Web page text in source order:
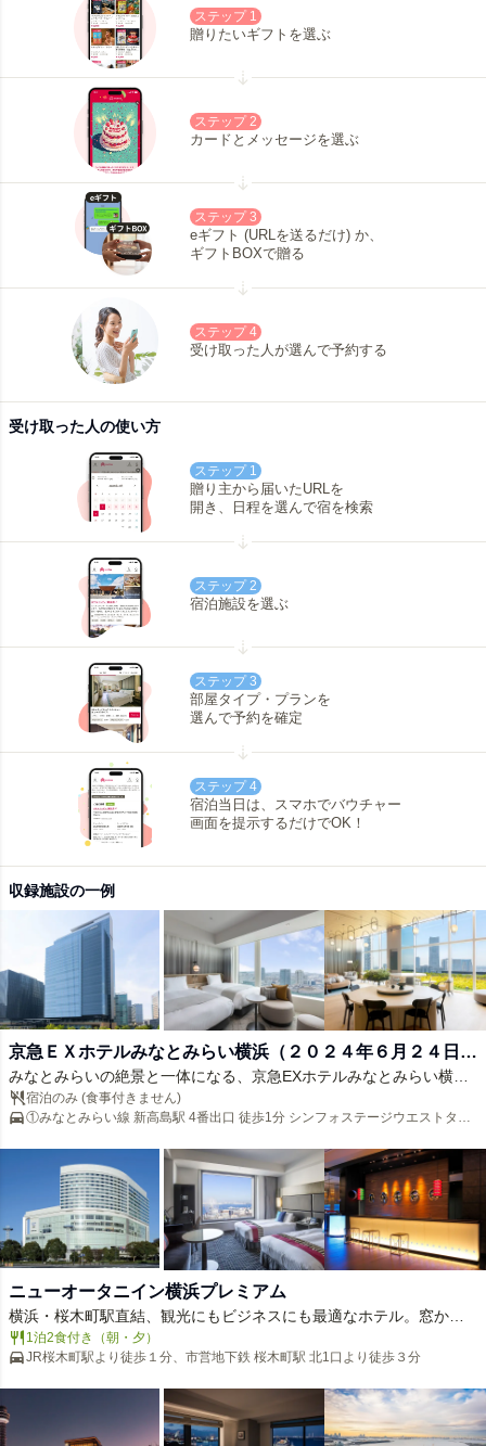
ステップ 1
贈りたいギフトを選ぶ
ステップ 2
カードとメッセージを選ぶ
ステップ 3
eギフト (URLを送るだけ) か、
ギフトBOXで贈る
ステップ 4
受け取った人が選んで予約する
受け取った人の使い方
ステップ 1
贈り主から届いたURLを
開き、日程を選んで宿を検索
ステップ 2
宿泊施設を選ぶ
ステップ 3
部屋タイプ・プランを
選んで予約を確定
ステップ 4
宿泊当日は、スマホでバウチャー
画面を提示するだけでOK！
収録施設の一例
京急ＥＸホテルみなとみらい横浜（２０２４年６月２４日
ＯＰＥＮ）
みなとみらいの絶景と一体になる、京急EXホテルみなとみらい横
浜。全室に配された大きな窓からは、ベイブリッジや観覧車が輝く
港町のパノラマが広がります。特に夜景は圧巻。駅直結の好立地
で、観光もビジネスもスムーズ。洗練された空間と快適なサービス
が、忘れられない横浜ステイを演出します。きらめく景色ととも
に、特別な時間をお過ごしください。
宿泊のみ (食事付きません)
①みなとみらい線 新高島駅 4番出口 徒歩1分 シンフォステージウエストタワ
ニューオータニイン横浜プレミアム
横浜・桜木町駅直結、観光にもビジネスにも最適なホテル。窓から
はベイブリッジや観覧車など、横浜の象徴的な景色が広がり、夜に
はきらめく夜景がロマンティックなムードを演出します。快適性を
上質なひとときを。記憶に残る横浜ステイを、ニューオータニイン
横浜プレミアムで。
1泊2食付き（朝・夕）
JR桜木町駅より徒歩１分、市営地下鉄 桜木町駅 北1口より徒歩３分